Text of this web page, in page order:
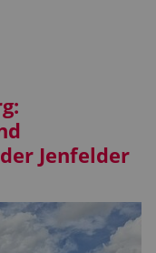
Jenfelder